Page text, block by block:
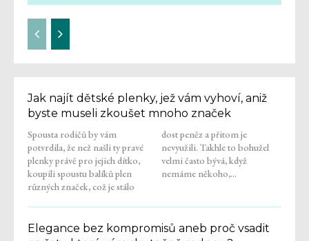
Jak najít dětské plenky, jež vám vyhoví, aniž
byste museli zkoušet mnoho značek
Spousta rodičů by vám
potvrdila, že než našli ty pravé
plenky právě pro jejich dítko,
koupili spoustu balíků plen
různých značek, což je stálo
dost peněz a přitom je
nevyužili. Takhle to bohužel
velmi často bývá, když
nemáme někoho,...
Elegance bez kompromisů aneb proč vsadit